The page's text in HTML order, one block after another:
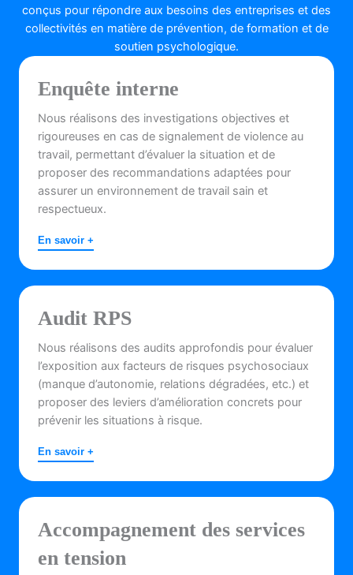
conçus pour répondre aux besoins des entreprises et des
collectivités en matière de prévention, de formation et de
soutien psychologique.
Enquête interne
Nous réalisons des investigations objectives et
rigoureuses en cas de signalement de violence au
travail, permettant d’évaluer la situation et de
proposer des recommandations adaptées pour
assurer un environnement de travail sain et
respectueux.
En savoir +
Audit RPS
Nous réalisons des audits approfondis pour évaluer
l’exposition aux facteurs de risques psychosociaux
(manque d’autonomie, relations dégradées, etc.) et
proposer des leviers d’amélioration concrets pour
prévenir les situations à risque.
En savoir +
Accompagnement des services
en tension